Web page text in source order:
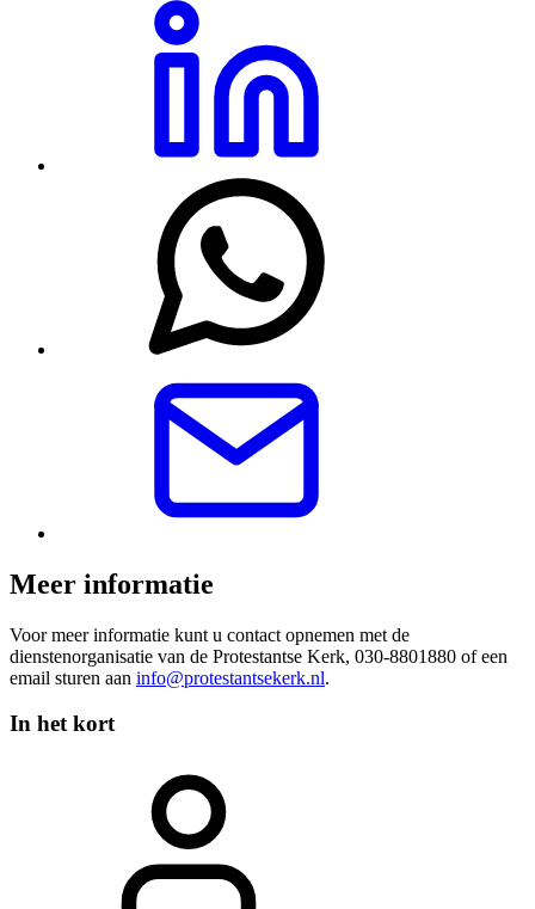
Meer informatie
Voor meer informatie kunt u contact opnemen met de
dienstenorganisatie van de Protestantse Kerk, 030-8801880 of een
email sturen aan info@protestantsekerk.nl.
In het kort